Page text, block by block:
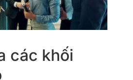
các khối